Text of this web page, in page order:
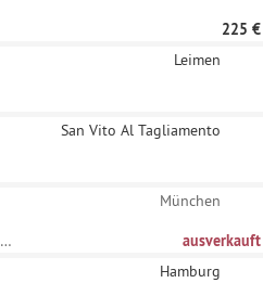
225 €
Leimen
San Vito Al Tagliamento
München
Hindernislauf, Leichtathletik
ausverkauft
Hamburg